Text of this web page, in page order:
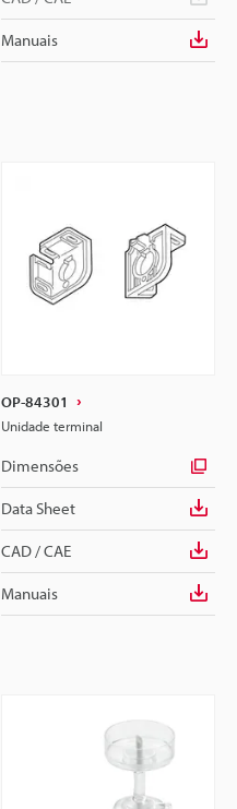
Manuais
OP-84301
Unidade terminal
Dimensões
Data Sheet
CAD / CAE
Manuais